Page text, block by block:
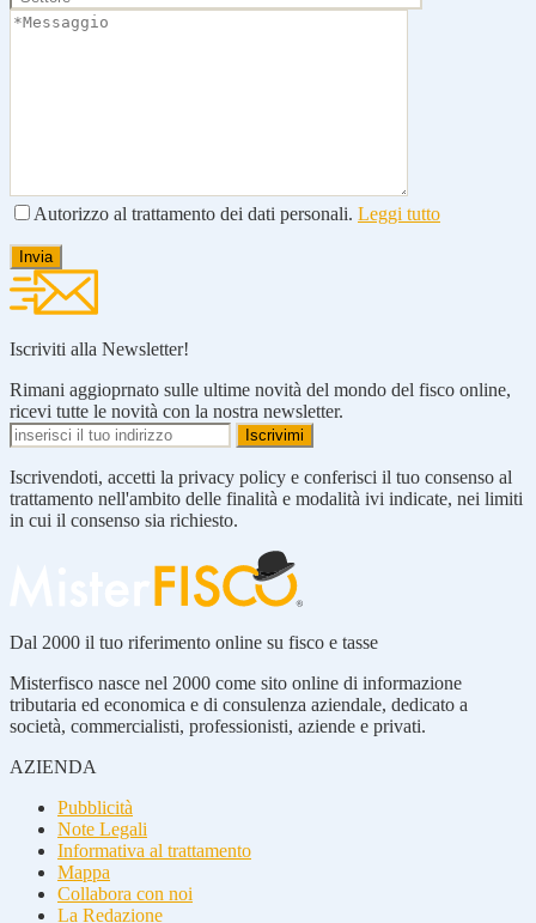
Autorizzo al trattamento dei dati personali. Leggi tutto
Iscriviti alla Newsletter!
Rimani aggioprnato sulle ultime novità del mondo del fisco online,
ricevi tutte le novità con la nostra newsletter.
Iscrivendoti, accetti la privacy policy e conferisci il tuo consenso al
trattamento nell'ambito delle finalità e modalità ivi indicate, nei limiti
in cui il consenso sia richiesto.
Dal 2000 il tuo riferimento online su fisco e tasse
Misterfisco nasce nel 2000 come sito online di informazione
tributaria ed economica e di consulenza aziendale, dedicato a
società, commercialisti, professionisti, aziende e privati.
AZIENDA
Pubblicità
Note Legali
Informativa al trattamento
Mappa
Collabora con noi
La Redazione